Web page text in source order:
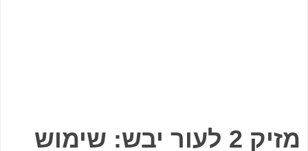
מזיק 2 לעור יבש: שימוש